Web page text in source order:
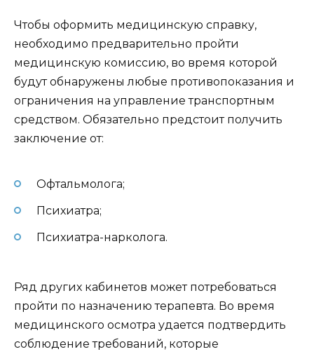
Чтобы оформить медицинскую справку,
необходимо предварительно пройти
медицинскую комиссию, во время которой
будут обнаружены любые противопоказания и
ограничения на управление транспортным
средством. Обязательно предстоит получить
заключение от:
Офтальмолога;
Психиатра;
Психиатра-нарколога.
Ряд других кабинетов может потребоваться
пройти по назначению терапевта. Во время
медицинского осмотра удается подтвердить
соблюдение требований, которые